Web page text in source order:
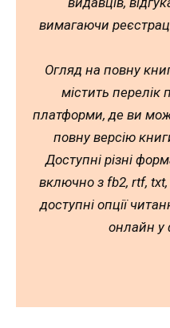
вимагаючи
Огляд на повну
містить перелік
платформи, де ви
повну версію
Доступні різні
включно з fb2, rtf,
доступні опції
онлайн у